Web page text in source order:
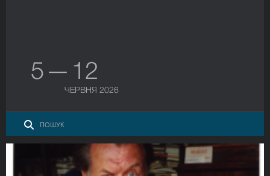
5 — 12
ЧЕРВНЯ 2026